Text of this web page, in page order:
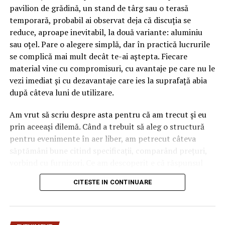
pavilion de grădină, un stand de târg sau o terasă
temporară, probabil ai observat deja că discuția se
reduce, aproape inevitabil, la două variante: aluminiu
sau oțel. Pare o alegere simplă, dar în practică lucrurile
se complică mai mult decât te-ai aștepta. Fiecare
material vine cu compromisuri, cu avantaje pe care nu le
vezi imediat și cu dezavantaje care ies la suprafață abia
după câteva luni de utilizare.
Am vrut să scriu despre asta pentru că am trecut și eu
prin aceeași dilemă. Când a trebuit să aleg o structură
pentru evenimente în aer liber, am petrecut câteva
săptămâni bune citind specificații, comparând prețuri,
„corect” depinde mult de context, de cât de des muți
pavilionul și de ce condiții meteo ai de înfruntat.
CITESTE IN CONTINUARE